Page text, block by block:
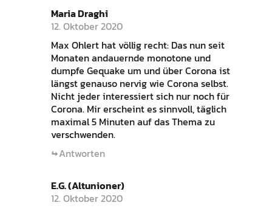
Maria Draghi
12. Oktober 2020
Max Ohlert hat völlig recht: Das nun seit
Monaten andauernde monotone und
dumpfe Gequake um und über Corona ist
längst genauso nervig wie Corona selbst.
Nicht jeder interessiert sich nur noch für
Corona. Mir erscheint es sinnvoll, täglich
maximal 5 Minuten auf das Thema zu
verschwenden.
Antworten
E.G. (Altunioner)
12. Oktober 2020